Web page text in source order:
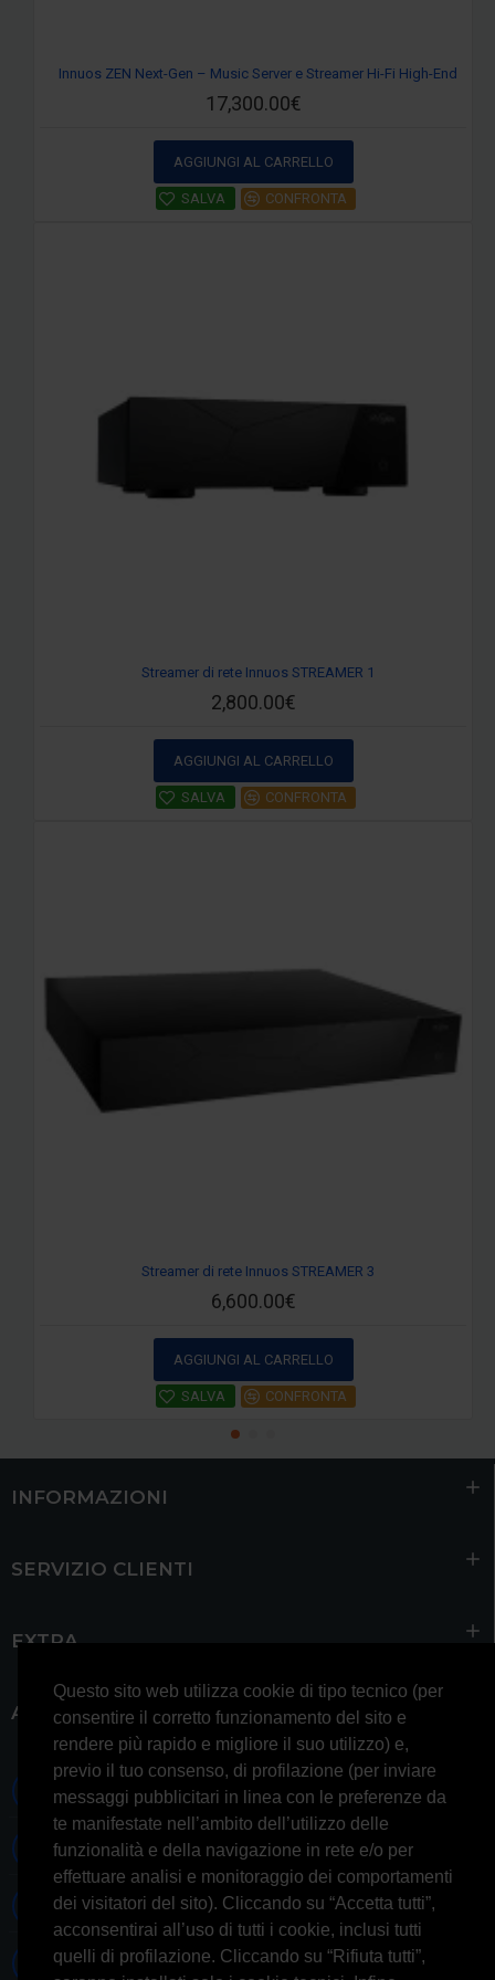
Questo sito web utilizza cookie di tipo tecnico (per
consentire il corretto funzionamento del sito e
rendere più rapido e migliore il suo utilizzo) e,
previo il tuo consenso, di profilazione (per inviare
messaggi pubblicitari in linea con le preferenze da
te manifestate nell’ambito dell’utilizzo delle
funzionalità e della navigazione in rete e/o per
effettuare analisi e monitoraggio dei comportamenti
dei visitatori del sito). Cliccando su “Accetta tutti”,
acconsentirai all’uso di tutti i cookie, inclusi tutti
quelli di profilazione. Cliccando su “Rifiuta tutti”,
Innuos ZEN Next-Gen – Music Server e Streamer Hi-Fi High-End
17,300.00€
AGGIUNGI AL CARRELLO
SALVA CONFRONTA
Streamer di rete Innuos STREAMER 1
2,800.00€
AGGIUNGI AL CARRELLO
SALVA CONFRONTA
Streamer di rete Innuos STREAMER 3
6,600.00€
AGGIUNGI AL CARRELLO
SALVA CONFRONTA
INFORMAZIONI
SERVIZIO CLIENTI
EXTRA
ACCOUNT
0697245677 0697245678
Whatsapp 3314433674
Informazioni generiche
Informazioni commerciali